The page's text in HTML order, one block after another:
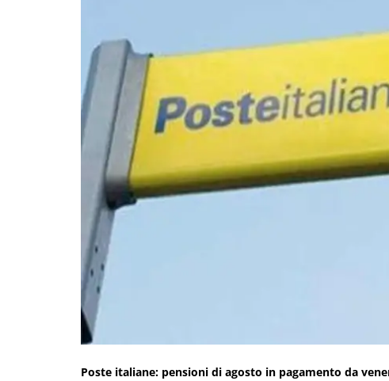
Poste italiane: pensioni di agosto in pagamento da